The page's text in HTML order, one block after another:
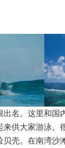
出名。这里和国
来供大家游泳。
贝壳。在南湾沙